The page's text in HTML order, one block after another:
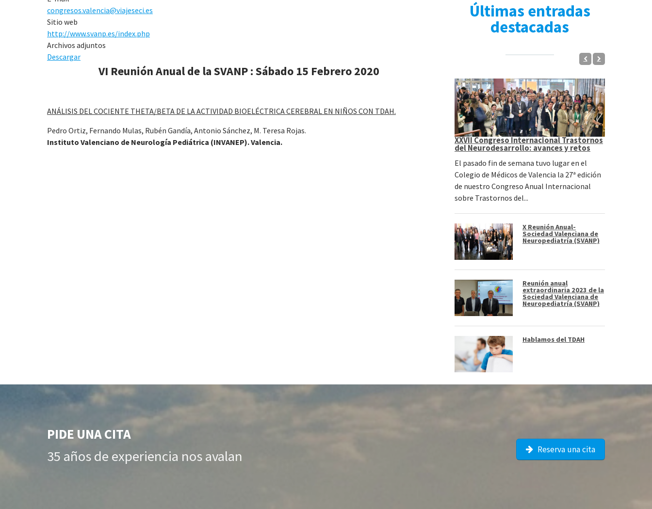
congresos.valencia@viajeseci.es
Sitio web
http://www.svanp.es/index.php
Archivos adjuntos
Descargar
VI Reunión Anual de la SVANP : Sábado 15 Febrero 2020
ANÁLISIS DEL COCIENTE THETA/BETA DE LA ACTIVIDAD BIOELÉCTRICA CEREBRAL EN NIÑOS CON TDAH.
Pedro Ortiz, Fernando Mulas, Rubén Gandía, Antonio Sánchez, M. Teresa Rojas.
Instituto Valenciano de Neurología Pediátrica (INVANEP). Valencia.
Últimas entradas
destacadas
XXVII Congreso Internacional Trastornos
del Neurodesarrollo: avances y retos
El pasado fin de semana tuvo lugar en el
Colegio de Médicos de Valencia la 27ª edición
de nuestro Congreso Anual Internacional
sobre Trastornos del...
X Reunión Anual-
Sociedad Valenciana de
Neuropediatría (SVANP)
Reunión anual
extraordinaria 2023 de la
Sociedad Valenciana de
Neuropediatría (SVANP)
Hablamos del TDAH
PIDE UNA CITA
35 años de experiencia nos avalan Reserva una cita